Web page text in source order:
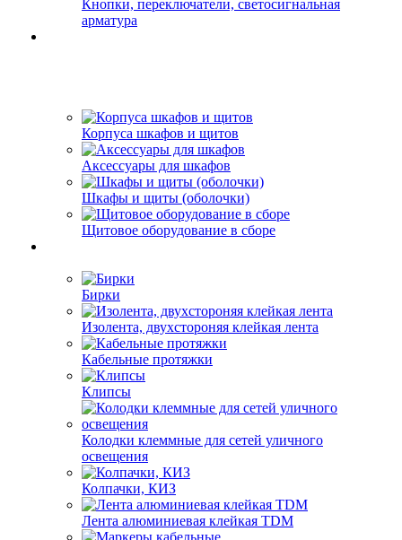
Кнопки, переключатели, светосигнальная
арматура
Корпуса шкафов и щитов
Аксессуары для шкафов
Шкафы и щиты (оболочки)
Щитовое оборудование в сборе
Бирки
Изолента, двухстороняя клейкая лента
Кабельные протяжки
Клипсы
Колодки клеммные для сетей уличного
освещения
Колпачки, КИЗ
Лента алюминиевая клейкая TDM